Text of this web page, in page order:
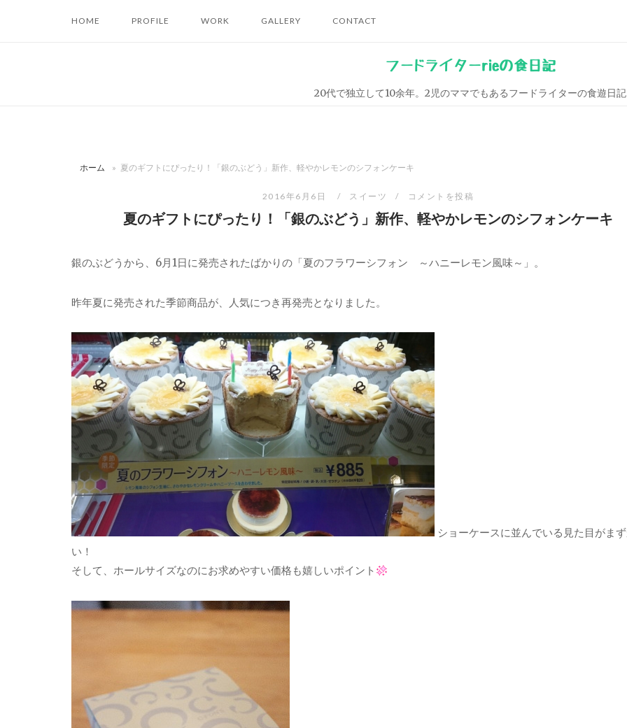
HOME PROFILE WORK GALLERY CONTACT
フードライターrieの食日記
20代で独立して10余年。2児のママでもあるフードライターの食遊日記
ホーム » 夏のギフトにぴったり！「銀のぶどう」新作、軽やかレモンのシフォンケーキ
2016年6月6日 スイーツ コメントを投稿
夏のギフトにぴったり！「銀のぶどう」新作、軽やかレモンのシフォンケーキ
銀のぶどうから、6月1日に発売されたばかりの「夏のフラワーシフォン ～ハニーレモン風味～」。
昨年夏に発売された季節商品が、人気につき再発売となりました。
ショーケースに並んでいる見た目がま
い！
そして、ホールサイズなのにお求めやすい価格も嬉しいポイント